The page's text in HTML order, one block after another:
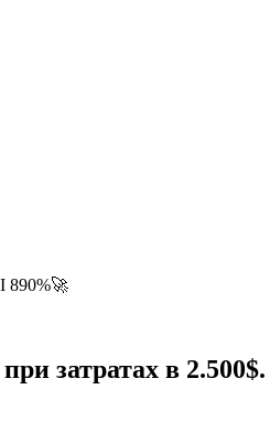
890%🚀
затратах в